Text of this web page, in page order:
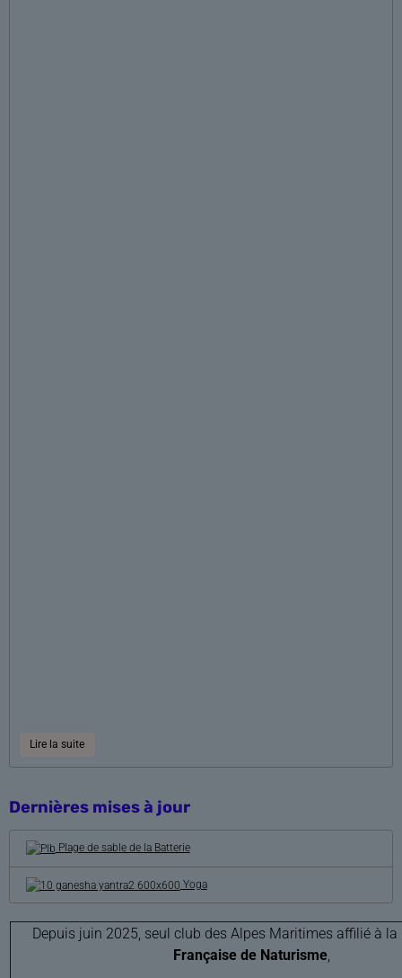
Lire la suite
Dernières mises à jour
Plage de sable de la Batterie
Yoga
Depuis juin 2025, seul club des Alpes Maritimes affilié à la
Française de Naturisme,